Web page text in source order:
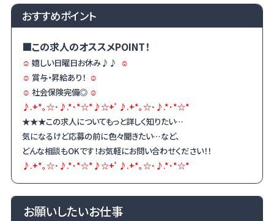
おすすめポイント
■この求人のオススメPOINT！
☺嬉しい日曜日お休み♪♪ ☺
☺ 賞与・昇給あり！ ☺
☺ 社会保険完備◎ ☺
♪.+*｡☆･♪.*･*☆*♪☆+ﾟ♪.+*｡☆･♪.*･*☆*
★★★この求人についてもっと詳しく知りたい…
気になるけど応募の前に色々聞きたい…など、
どんな相談もOKです！お気軽にお問い合わせください！！
♪.+*｡☆･♪.*･*☆*♪☆+ﾟ♪.+*｡☆･♪.*･*☆*
お願いしたいお仕事